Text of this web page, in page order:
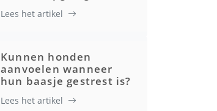
Lees het artikel
Kunnen honden
aanvoelen wanneer
hun baasje gestrest is?
Lees het artikel